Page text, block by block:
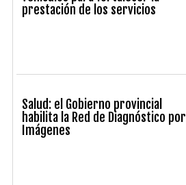
prestación de los servicios
Salud: el Gobierno provincial
habilita la Red de Diagnóstico por
Imágenes